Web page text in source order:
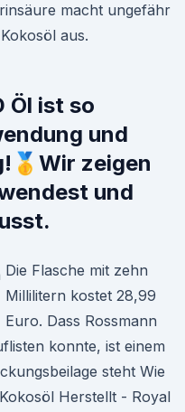
macht ungefähr
aus.
Öl ist so
und
zeigen
und
Die Flasche mit zehn
Millilitern kostet 28,99
Euro. Dass Rossmann
konnte, ist einem
steht Wie
Herstellt - Royal